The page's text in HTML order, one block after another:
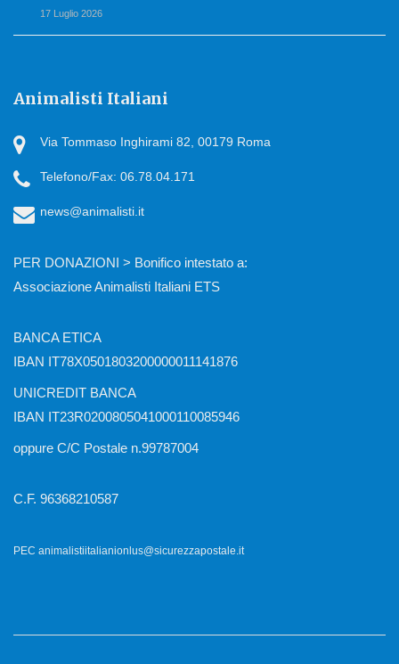
17 Luglio 2026
Animalisti Italiani
Via Tommaso Inghirami 82, 00179 Roma
Telefono/Fax: 06.78.04.171
news@animalisti.it
PER DONAZIONI > Bonifico intestato a:
Associazione Animalisti Italiani ETS
BANCA ETICA
IBAN IT78X0501803200000011141876
UNICREDIT BANCA
IBAN IT23R0200805041000110085946
oppure C/C Postale n.99787004
C.F. 96368210587
PEC animalistiitalianionlus@sicurezzapostale.it